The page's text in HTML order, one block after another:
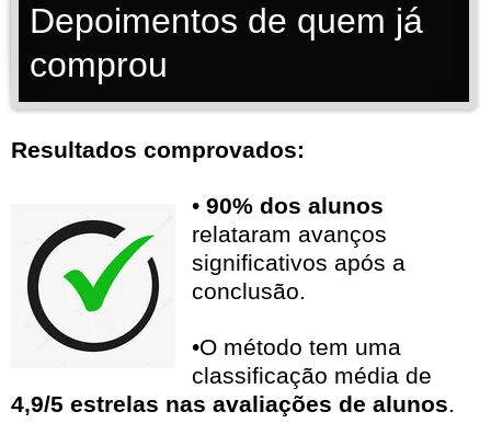
Depoimentos de quem já
comprou
Resultados comprovados:
• 90% dos alunos
relataram avanços
significativos após a
conclusão.
•O método tem uma
classificação média de
4,9/5 estrelas nas avaliações de alunos.